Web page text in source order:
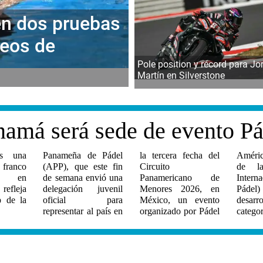
dos pruebas
de
Pole position y récord para
Martín en Silverstone
será sede de evento
una
en
de la
Pádel
fin
una
del
de
en
de
el
las